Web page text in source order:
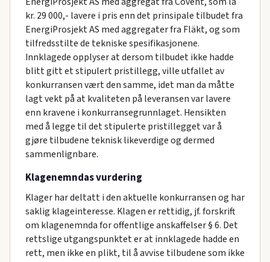
kr. 29 000,- lavere i pris enn det prinsipale tilbudet fra
EnergiProsjekt AS med aggregater fra Fläkt, og som
tilfredsstilte de tekniske spesifikasjonene.
Innklagede opplyser at dersom tilbudet ikke hadde
blitt gitt et stipulert pristillegg, ville utfallet av
konkurransen vært den samme, idet man da måtte
lagt vekt på at kvaliteten på leveransen var lavere
enn kravene i konkurransegrunnlaget. Hensikten
med å legge til det stipulerte pristillegget var å
gjøre tilbudene teknisk likeverdige og dermed
sammenlignbare.
Klagenemndas vurdering
Klager har deltatt i den aktuelle konkurransen og har
saklig klageinteresse. Klagen er rettidig, jf. forskrift
om klagenemnda for offentlige anskaffelser § 6. Det
rettslige utgangspunktet er at innklagede hadde en
rett, men ikke en plikt, til å avvise tilbudene som ikke